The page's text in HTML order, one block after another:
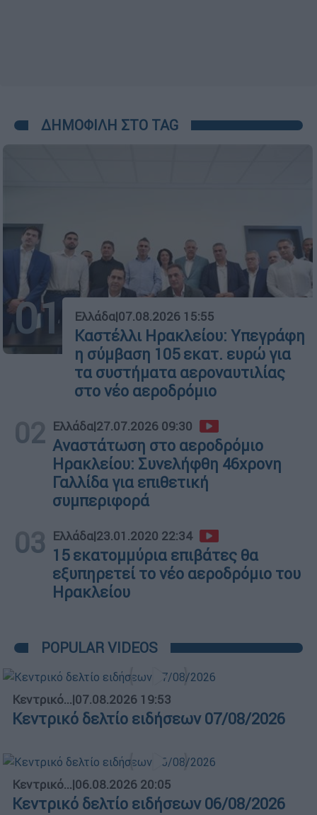
ΔΗΜΟΦΙΛΗ ΣΤΟ TAG
01 Ελλάδα|07.08.2026 15:55
Καστέλλι Ηρακλείου: Υπεγράφη
η σύμβαση 105 εκατ. ευρώ για
τα συστήματα αεροναυτιλίας
στο νέο αεροδρόμιο
02 Ελλάδα|27.07.2026 09:30
Αναστάτωση στο αεροδρόμιο
Ηρακλείου: Συνελήφθη 46χρονη
Γαλλίδα για επιθετική
συμπεριφορά
03 Ελλάδα|23.01.2020 22:34
15 εκατομμύρια επιβάτες θα
εξυπηρετεί το νέο αεροδρόμιο του
Ηρακλείου
POPULAR VIDEOS
Κεντρικό...|07.08.2026 19:53
Κεντρικό δελτίο ειδήσεων 07/08/2026
Κεντρικό...|06.08.2026 20:05
Κεντρικό δελτίο ειδήσεων 06/08/2026